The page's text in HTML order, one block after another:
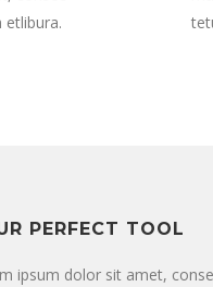
etlibura.
PERFECT TOOL
ipsum dolor sit amet,